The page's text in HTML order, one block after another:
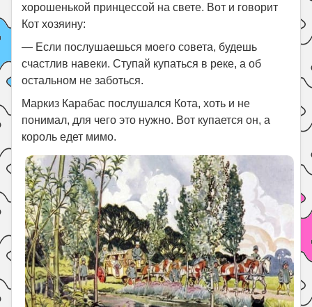
хорошенькой принцессой на свете. Вот и говорит
Кот хозяину:
— Если послушаешься моего совета, будешь
счастлив навеки. Ступай купаться в реке, а об
остальном не заботься.
Маркиз Карабас послушался Кота, хоть и не
понимал, для чего это нужно. Вот купается он, а
король едет мимо.